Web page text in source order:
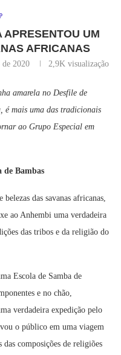
APRESENTOU UM
AFRICANAS
2020 2,9K visualização
amarela no Desfile de
é mais uma das tradicionais
ao Grupo Especial em
Bambas
das savanas africanas,
ao Anhembi uma verdadeira
das tribos e da religião do
Escola de Samba de
e no chão,
verdadeira expedição pelo
o público em uma viagem
das composições de religiões